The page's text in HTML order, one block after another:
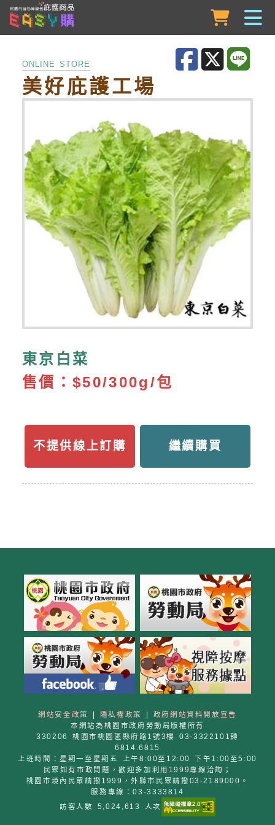
跳到主要內容
ONLINE STORE
美好庇護工場
東京白菜
售價： $50/300g/包
不提供線上訂購 繼續購買
網站安全政策 隱私權政策
政府網站資料開放宣告
本網站為桃園市政府勞動局版權所有
330206 桃園市桃園區縣府路1號3樓 03-3322101轉
6814.6815
上班時間：星期一至星期五 上午8:00至12:00 下午1:00至5:00
民眾如有市政問題，歡迎多加利用1999專線洽詢；
桃園市境內民眾請撥1999，外縣市民眾請撥03-2189000。
服務專線：03-3333814
訪客人數 5,024,613 人次